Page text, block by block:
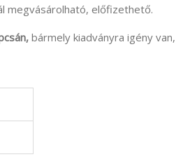
megvásárolható, előfizethető.
bármely kiadványra igény van,